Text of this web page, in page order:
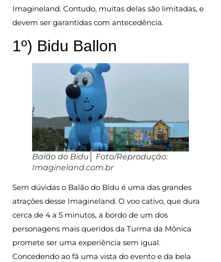
Imagineland. Contudo, muitas delas são limitadas, e
devem ser garantidas com antecedência.
1º) Bidu Ballon
Balão do Bidu│ Foto/Reprodução:
Imagineland.com.br
Sem dúvidas o Balão do Bidu é uma das grandes
atrações desse Imagineland. O voo cativo, que dura
cerca de 4 a 5 minutos, a bordo de um dos
personagens mais queridos da Turma da Mônica
promete ser uma experiência sem igual.
Concedendo ao fã uma vista do evento e da bela